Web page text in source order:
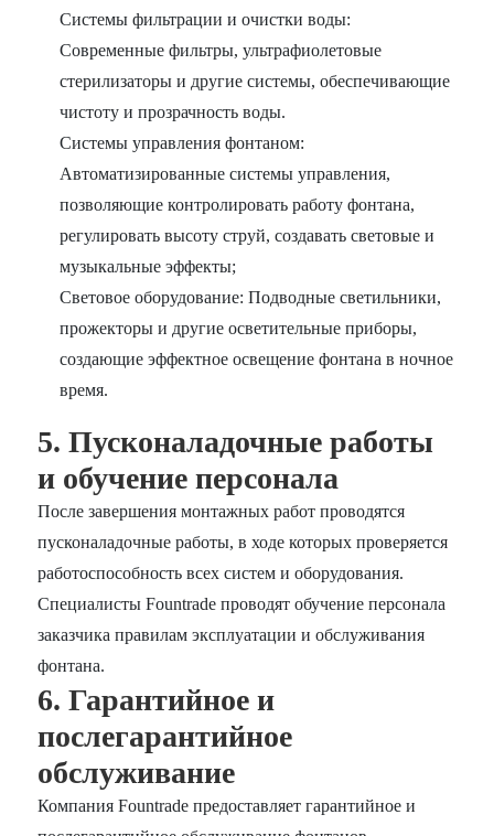
Системы фильтрации и очистки воды:
Современные фильтры, ультрафиолетовые
стерилизаторы и другие системы, обеспечивающие
чистоту и прозрачность воды.
Системы управления фонтаном:
Автоматизированные системы управления,
позволяющие контролировать работу фонтана,
регулировать высоту струй, создавать световые и
музыкальные эффекты;
Световое оборудование: Подводные светильники,
прожекторы и другие осветительные приборы,
создающие эффектное освещение фонтана в ночное
время.
5. Пусконаладочные работы
и обучение персонала
После завершения монтажных работ проводятся
пусконаладочные работы, в ходе которых проверяется
работоспособность всех систем и оборудования.
Специалисты Fountrade проводят обучение персонала
заказчика правилам эксплуатации и обслуживания
фонтана.
6. Гарантийное и
послегарантийное
обслуживание
Компания Fountrade предоставляет гарантийное и